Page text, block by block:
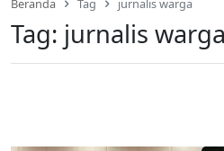
Beranda Tag jurnalis warga
Tag: jurnalis warga